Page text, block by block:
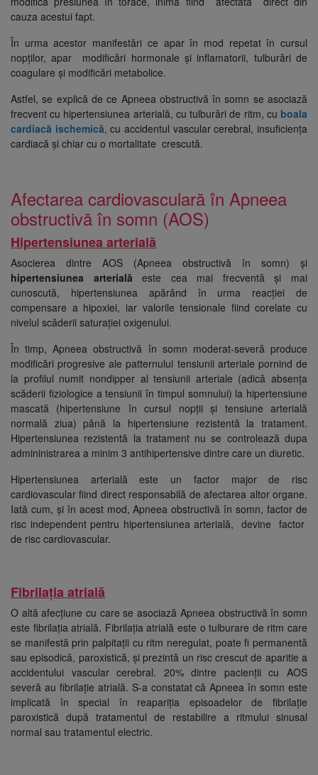
cauza acestui fapt.
În urma acestor manifestări ce apar în mod repetat în cursul
nopților, apar modificări hormonale și inflamatorii, tulburări de
coagulare și modificări metabolice.
Astfel, se explică de ce Apneea obstructivă în somn se asociază
frecvent cu hipertensiunea arterială, cu tulburări de ritm, cu boala
cardiacă ischemică, cu accidentul vascular cerebral, insuficiența
cardiacă și chiar cu o mortalitate crescută.
Afectarea cardiovasculară în Apneea
obstructivă în somn (AOS)
Hipertensiunea arterială
Asocierea dintre AOS (Apneea obstructivă în somn) și
hipertensiunea arterială este cea mai frecventă și mai
cunoscută, hipertensiunea apărând în urma reacției de
compensare a hipoxiei, iar valorile tensionale fiind corelate cu
nivelul scăderii saturației oxigenului.
În timp, Apneea obstructivă în somn moderat-severă produce
modificări progresive ale patternului tensiunii arteriale pornind de
la profilul numit nondipper al tensiunii arteriale (adică absența
scăderii fiziologice a tensiunii în timpul somnului) la hipertensiune
mascată (hipertensiune în cursul nopții și tensiune arterială
normală ziua) până la hipertensiune rezistentă la tratament.
Hipertensiunea rezistentă la tratament nu se controlează dupa
admininistrarea a minim 3 antihipertensive dintre care un diuretic.
Hipertensiunea arterială este un factor major de risc
cardiovascular fiind direct responsabilă de afectarea altor organe.
Iată cum, și în acest mod, Apneea obstructivă în somn, factor de
risc independent pentru hipertensiunea arterială, devine factor
de risc cardiovascular.
Fibrilația atrială
O altă afecțiune cu care se asociază Apneea obstructivă în somn
este fibrilația atrială. Fibrilația atrială este o tulburare de ritm care
se manifestă prin palpitații cu ritm neregulat, poate fi permanentă
sau episodică, paroxistică, și prezintă un risc crescut de aparitie a
accidentului vascular cerebral. 20% dintre pacienții cu AOS
severă au fibrilație atrială. S-a constatat că Apneea în somn este
implicată în special în reapariția episoadelor de fibrilație
paroxistică după tratamentul de restabilire a ritmului sinusal
normal sau tratamentul electric.